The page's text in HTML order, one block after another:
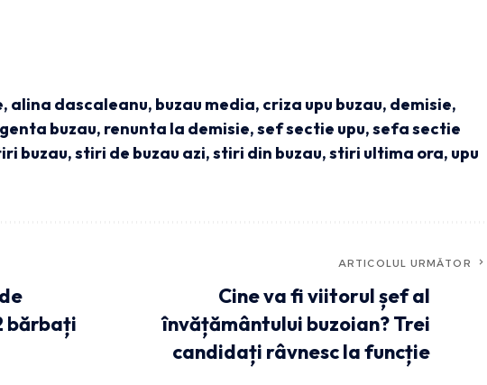
, alina dascaleanu, buzau media, criza upu buzau, demisie,
buzau, renunta la demisie,sef sectie upu,sefa sectie
buzau,stiri de buzau azi,stiri din buzau,stiri ultima ora, upu
bărbați
ARTICOLUL URMĂTOR
Cine va fi viitorul șef al
învățământului buzoian? Trei
candidați râvnesc la funcție